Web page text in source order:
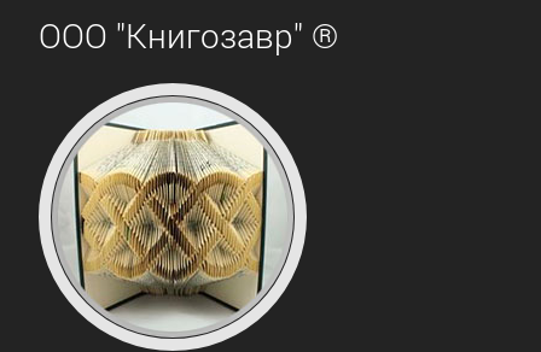
какая-то охладелость с мужем,
непонятная – вроде бы, все в порядке,
но что-то не то, многие тут, наверное,
поймут о чем я Уже самое чтение
было целительным – узнавать себя на
страницах, в таком живом и похожем
поведении героини, хотя и совсем
небанальном: большая, старинная
московская семья, описанная в духе
Маши Трауб.
ООО "Книгозавр" ®